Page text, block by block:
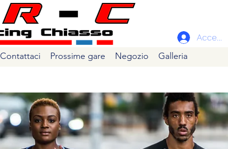
Accedi
Contattaci Prossime gare Negozio Galleria